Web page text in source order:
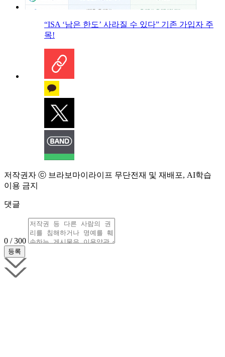
“ISA ‘남은 한도’ 사라질 수 있다” 기존 가입자 주
목!
저작권자 ⓒ 브라보마이라이프 무단전재 및 재배포, AI학습
이용 금지
댓글
0 / 300